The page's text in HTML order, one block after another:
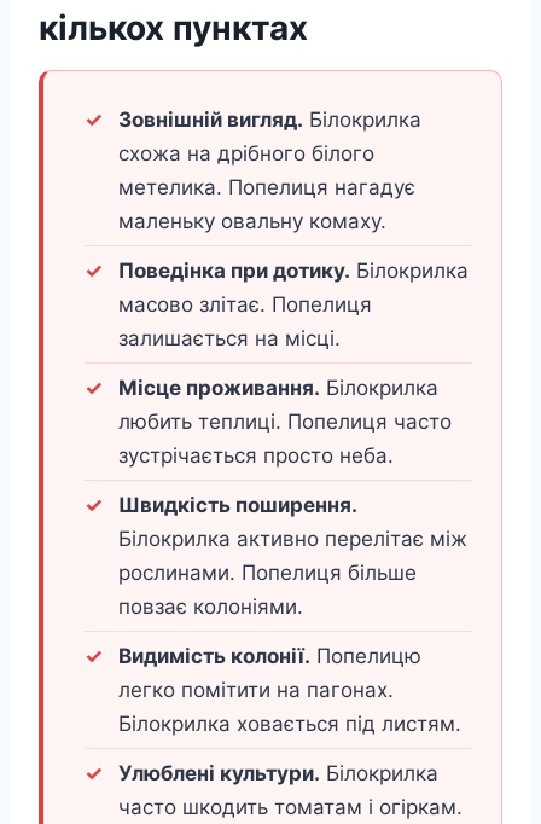
кількох пунктах
Зовнішній вигляд. Білокрилка
схожа на дрібного білого
метелика. Попелиця нагадує
маленьку овальну комаху.
Поведінка при дотику. Білокрилка
масово злітає. Попелиця
залишається на місці.
Місце проживання. Білокрилка
любить теплиці. Попелиця часто
зустрічається просто неба.
Швидкість поширення.
Білокрилка активно перелітає між
рослинами. Попелиця більше
повзає колоніями.
Видимість колонії. Попелицю
легко помітити на пагонах.
Білокрилка ховається під листям.
Улюблені культури. Білокрилка
часто шкодить томатам і огіркам.